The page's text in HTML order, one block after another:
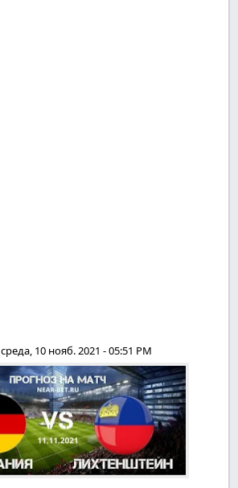
среда, 10 нояб. 2021 - 05:51 PM